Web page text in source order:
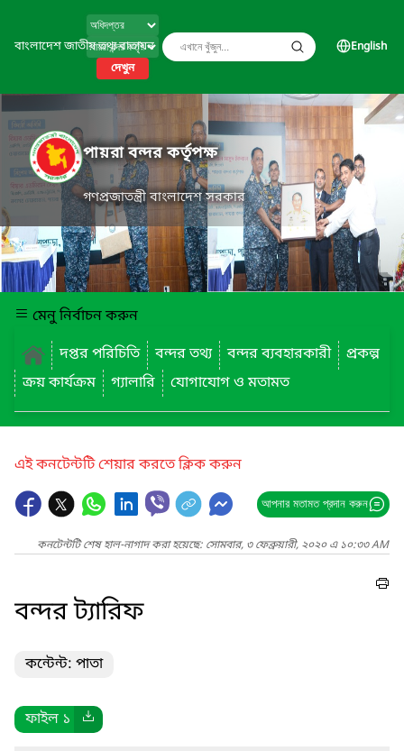
বাংলাদেশ জাতীয় তথ্য বাতায়ন
দেখুন
English
পায়রা বন্দর কর্তৃপক্ষ
গণপ্রজাতন্ত্রী বাংলাদেশ সরকার
মেনু নির্বাচন করুন
দপ্তর পরিচিতি
বন্দর তথ্য বন্দর ব্যবহারকারী
প্রকল্প
ক্রয় কার্যক্রম
গ্যালারি যোগাযোগ ও মতামত
এই কনটেন্টটি শেয়ার করতে ক্লিক করুন
আপনার মতামত প্রদান করুন
কনটেন্টটি শেষ হাল-নাগাদ করা হয়েছে: সোমবার, ৩ ফেব্রুয়ারী, ২০২০ এ ১০:৩৩ AM
বন্দর ট্যারিফ
কন্টেন্ট: পাতা
ফাইল ১